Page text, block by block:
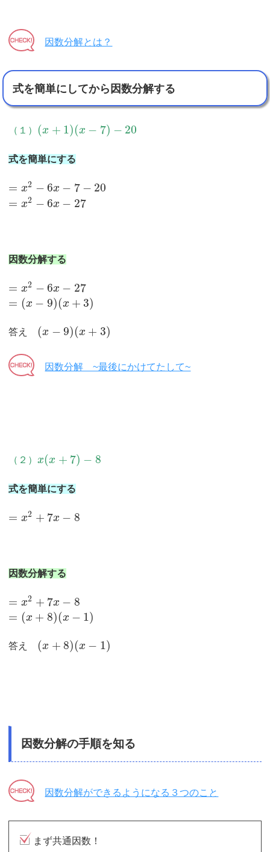
因数分解とは？
式を簡単にしてから因数分解する
（１） (x + 1)(x − 7) − 20
式を簡単にする
= x2 − 6x − 7 − 20
= x2 − 6x − 27
因数分解する
= x2 − 6x − 27
= (x − 9)(x + 3)
答え (x − 9)(x + 3)
因数分解 ~最後にかけてたして~
（２）x(x + 7) − 8
式を簡単にする
= x2 + 7x − 8
因数分解する
= x2 + 7x − 8
= (x + 8)(x − 1 )
答え (x + 8)(x − 1)
因数分解の手順を知る
因数分解ができるようになる３つのこと
まず共通因数！